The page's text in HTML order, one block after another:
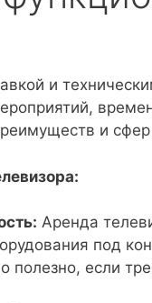
и
и
Аренда
под
полезно, если